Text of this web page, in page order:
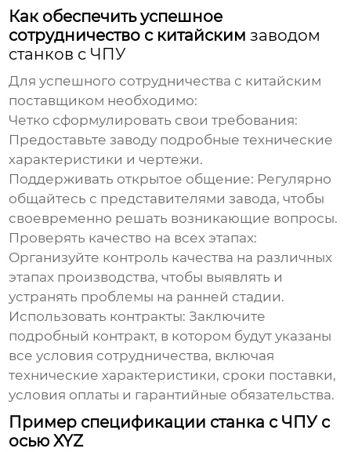
Как обеспечить успешное
сотрудничество с китайскимзаводом
станков с ЧПУ
Для успешного сотрудничества с китайским
поставщиком необходимо:
Четко сформулировать свои требования:
Предоставьтезаводу подробные технические
характеристики и чертежи.
Поддерживать открытое общение: Регулярно
общайтесь с представителямизавода, чтобы
своевременно решать возникающие вопросы.
Проверять качество на всех этапах:
Организуйте контроль качества на различных
этапах производства, чтобы выявлять и
устранять проблемы на ранней стадии.
Использовать контракты: Заключите
подробный контракт, в котором будут указаны
все условия сотрудничества, включая
технические характеристики, сроки поставки,
условия оплаты и гарантийные обязательства.
Пример спецификации станка с ЧПУ с
осью XYZ